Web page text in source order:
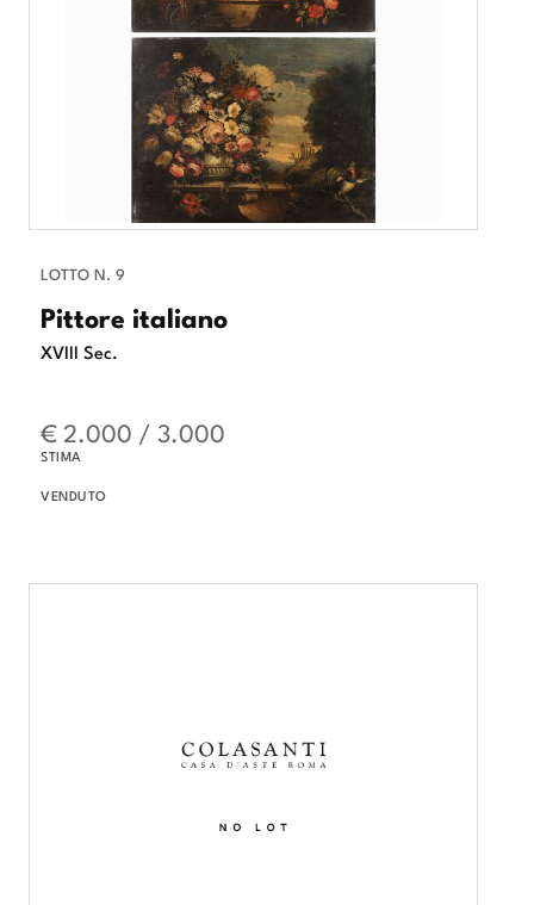
LOTTO N. 9
Pittore italiano
XVIII Sec.
€ 2.000 / 3.000
STIMA
VENDUTO